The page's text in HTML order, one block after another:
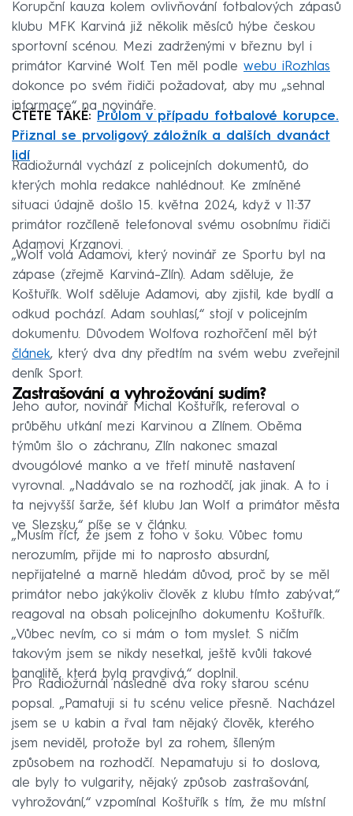
Korupční kauza kolem ovlivňování fotbalových zápasů
klubu MFK Karviná již několik měsíců hýbe českou
sportovní scénou. Mezi zadrženými v březnu byl i
primátor Karviné Wolf. Ten měl podle webu iRozhlas
dokonce po svém řidiči požadovat, aby mu „sehnal
informace“ na novináře.
ČTĚTE TAKÉ: Průlom v případu fotbalové korupce.
Přiznal se prvoligový záložník a dalších dvanáct
lidí
Radiožurnál vychází z policejních dokumentů, do
kterých mohla redakce nahlédnout. Ke zmíněné
situaci údajně došlo 15. května 2024, když v 11:37
primátor rozčíleně telefonoval svému osobnímu řidiči
Adamovi Krzanovi.
„Wolf volá Adamovi, který novinář ze Sportu byl na
zápase (zřejmě Karviná–Zlín). Adam sděluje, že
Koštuřík. Wolf sděluje Adamovi, aby zjistil, kde bydlí a
odkud pochází. Adam souhlasí,“ stojí v policejním
dokumentu. Důvodem Wolfova rozhořčení měl být
článek, který dva dny předtím na svém webu zveřejnil
deník Sport.
Zastrašování a vyhrožování sudím?
Jeho autor, novinář Michal Koštuřík, referoval o
průběhu utkání mezi Karvinou a Zlínem. Oběma
týmům šlo o záchranu, Zlín nakonec smazal
dvougólové manko a ve třetí minutě nastavení
vyrovnal. „Nadávalo se na rozhodčí, jak jinak. A to i
ta nejvyšší šarže, šéf klubu Jan Wolf a primátor města
ve Slezsku,“ píše se v článku.
„Musím říct, že jsem z toho v šoku. Vůbec tomu
nerozumím, přijde mi to naprosto absurdní,
nepřijatelné a marně hledám důvod, proč by se měl
primátor nebo jakýkoliv člověk z klubu tímto zabývat,“
reagoval na obsah policejního dokumentu Koštuřík.
„Vůbec nevím, co si mám o tom myslet. S ničím
takovým jsem se nikdy nesetkal, ještě kvůli takové
banalitě, která byla pravdivá,“ doplnil.
Pro Radiožurnál následně dva roky starou scénu
popsal. „Pamatuji si tu scénu velice přesně. Nacházel
jsem se u kabin a řval tam nějaký člověk, kterého
jsem neviděl, protože byl za rohem, šíleným
způsobem na rozhodčí. Nepamatuju si to doslova,
ale byly to vulgarity, nějaký způsob zastrašování,
vyhrožování,“ vzpomínal Koštuřík s tím, že mu místní